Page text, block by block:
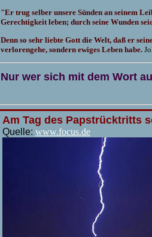
"Er trug selber unsere Sünden an seinem
Gerechtigkeit leben; durch seine Wunden
Denn so sehr liebte Gott die Welt, daß er
verlorengehe, sondern ewiges Leben habe.
Nur wer sich mit dem Wort
Am Tag des Papstrücktritts
Quelle: www.focus.de